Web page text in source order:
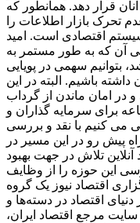
قرار دهد. همانطور که
تحرک بازار اطلاعات را
اقتصادی است. امید
آن که به طور مستمر به
سهمی در پویایی
باشیم. البته در این
در امان ماندن از گرداب
برای سرمایه گذاران و
کنیم با نقد و بررسی
پیش رو در این مسیر در
تلاش در جهت بهبود
این حوزه را از وظایف
اقتصاد نیوز یک گروه
اقتصاد در دسته‌ها و
مرجع اقتصاد ایران،